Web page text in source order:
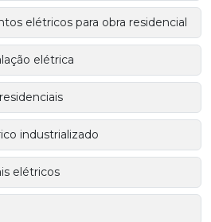
elétricos para obra residencial
elétrica
industrializado
elétricos